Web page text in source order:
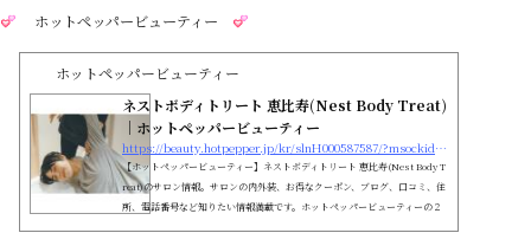
ホットペッパービューティー
ホットペッパービューティー
ネストボディトリート 恵比寿(Nest Body Treat)
｜ホットペッパービューティー
https://beauty.hotpepper.jp/kr/slnH000587587/?msockid=0af1893400d06e02385e9c7e01d56f3d
【ホットペッパービューティー】ネストボディトリート 恵比寿(Nest Body T
reat)のサロン情報。サロンの内外装、お得なクーポン、ブログ、口コミ、住
所、電話番号など知りたい情報満載です。ホットペッパービューティーの２